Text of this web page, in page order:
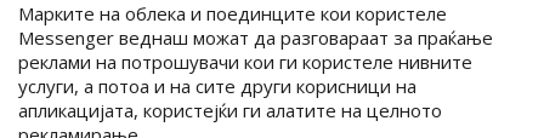
Марките на облека и поединците кои користеле
Messenger веднаш можат да разговараат за праќање
реклами на потрошувачи кои ги користеле нивните
услуги, а потоа и на сите други корисници на
апликацијата, користејќи ги алатите на целното